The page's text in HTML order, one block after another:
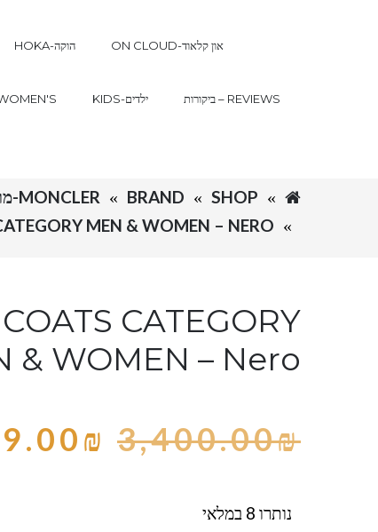
HOKA-הוקה ON CLOUD-און קלאוד
KIDS-ילדים ביקורות – REVIEWS
SHOP
BRAND MONCLER-מונקלר
MEN & WOMEN – NERO
CATEGORY
& WOMEN – Nero
3,400.00₪
₪
נותרו 8 במלאי